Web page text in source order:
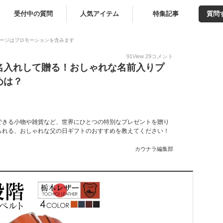
受付中の質問 人気アイテム 特集記事 質問
ジはプロモーションを含みます
91View 29コメント
れして贈る！おしゃれな名前入りプ
？
る小物や雑貨など、世界にひとつの特別なプレゼントを贈り
る、おしゃれな父の日ギフトのおすすめを教えてください！
カウナラ編集部